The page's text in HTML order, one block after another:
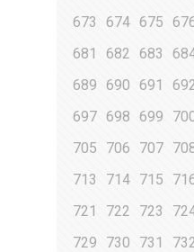
673
674 675
681
682 683
689
690 691 692
697 698 699
705
706 707
713
714 715
721
722 723
729
730 731 732